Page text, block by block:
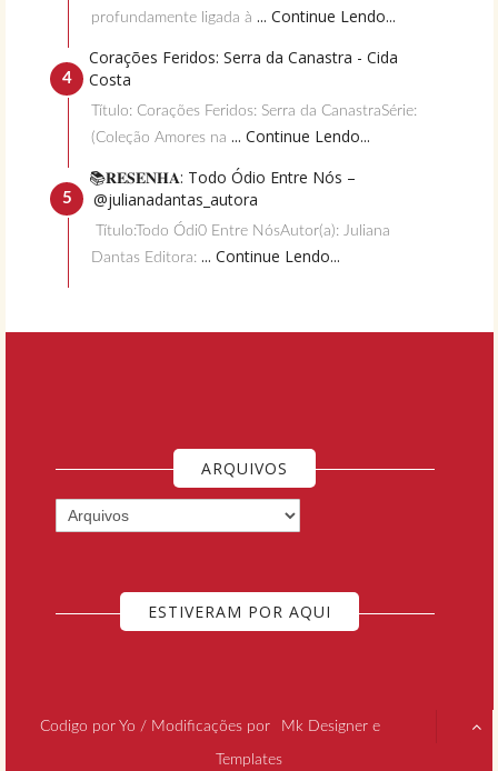
profundamente ligada à ... Continue Lendo...
Corações Feridos: Serra da Canastra - Cida
Costa
Título: Corações Feridos: Serra da CanastraSérie:
(Coleção Amores na ... Continue Lendo...
📚𝐑𝐄𝐒𝐄𝐍𝐇𝐀: Todo Ódio Entre Nós –
@julianadantas_autora
Título:Todo Ódi0 Entre NósAutor(a): Juliana
Dantas Editora: ... Continue Lendo...
ARQUIVOS
ESTIVERAM POR AQUI
Codigo por Yo / Modificações por Mk Designer e
Templates